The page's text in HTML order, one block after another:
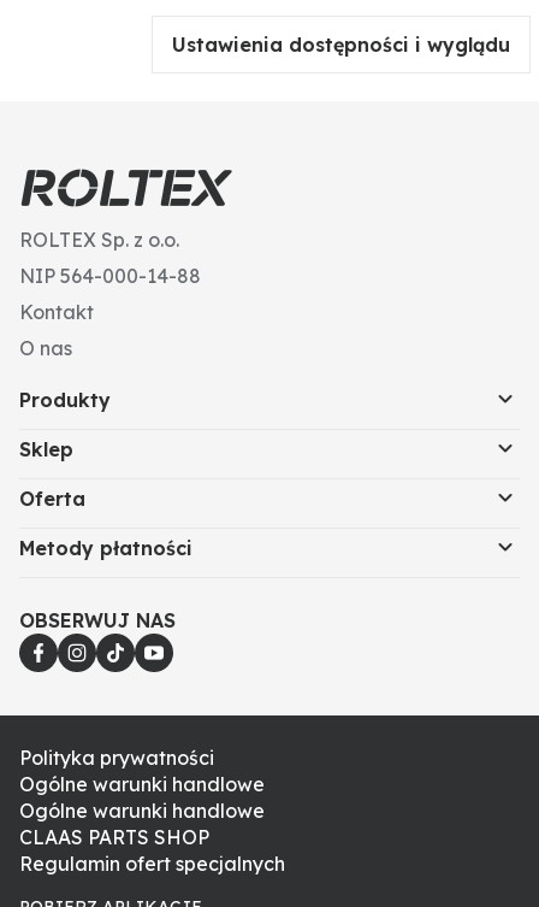
Ustawienia dostępności i wyglądu
ROLTEX Sp. z o.o.
NIP 564-000-14-88
Kontakt
O nas
Produkty
Sklep
Oferta
Metody płatności
OBSERWUJ NAS
Polityka prywatności
Ogólne warunki handlowe
Ogólne warunki handlowe
CLAAS PARTS SHOP
Regulamin ofert specjalnych